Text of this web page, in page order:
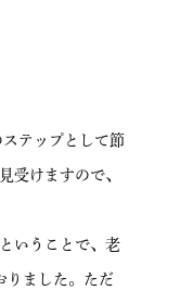
テップとして節
受けますので、
いうことで、老
りました。ただ